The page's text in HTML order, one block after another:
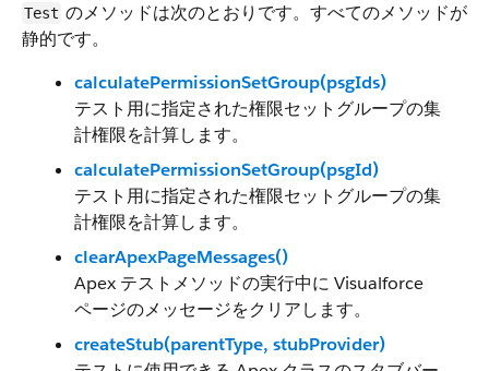
Test のメソッドは次のとおりです。すべてのメソッドが
静的です。
calculatePermissionSetGroup(psgIds)
テスト用に指定された権限セットグループの集
計権限を計算します。
calculatePermissionSetGroup(psgId)
テスト用に指定された権限セットグループの集
計権限を計算します。
clearApexPageMessages()
Apex テストメソッドの実行中に Visualforce
ページのメッセージをクリアします。
createStub(parentType, stubProvider)